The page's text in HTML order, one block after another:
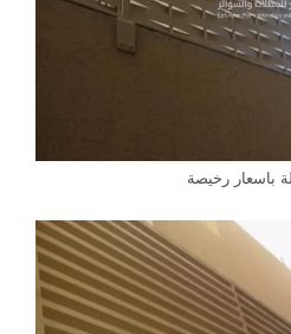
باسعار رخيصة